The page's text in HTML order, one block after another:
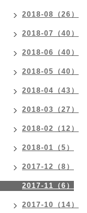
2018-08（26）
2018-07（40）
2018-06（40）
2018-05（40）
2018-04（43）
2018-03（27）
2018-02（12）
2018-01（5）
2017-12（8）
2017-11（6）
2017-10（14）